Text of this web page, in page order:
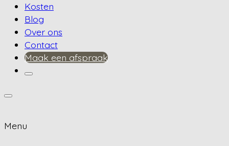
Kosten
Blog
Over ons
Contact
Maak een afspraak
Menu